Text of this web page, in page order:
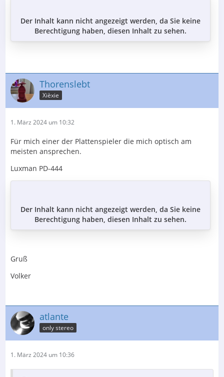
Der Inhalt kann nicht angezeigt werden, da Sie keine
Berechtigung haben, diesen Inhalt zu sehen.
Thorenslebt
Xièxie
1. März 2024 um 10:32
Für mich einer der Plattenspieler die mich optisch am
meisten ansprechen.
Luxman PD-444
Der Inhalt kann nicht angezeigt werden, da Sie keine
Berechtigung haben, diesen Inhalt zu sehen.
Gruß
Volker
atlante
only stereo
1. März 2024 um 10:36